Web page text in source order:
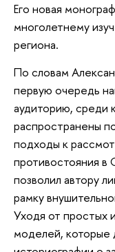
Его новая
многолетнему
региона.
По словам
первую очередь
аудиторию, среди
распространены
подходы к
противостояния
позволил автору
рамку
Уходя от простых
моделей, которые